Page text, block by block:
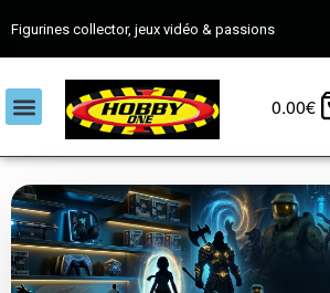
Figurines collector, jeux vidéo & passions
0.00€